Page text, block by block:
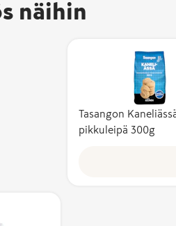
näihin
Tasangon
pikkuleipä 300g